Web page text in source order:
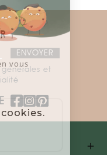
et

bien vous
des cookies.